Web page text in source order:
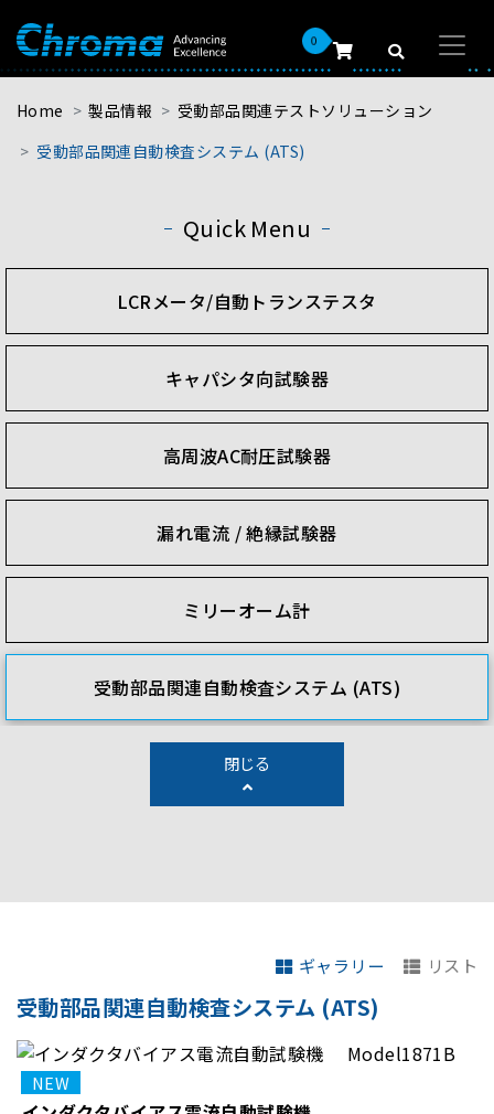
0
Home 製品情報
受動部品関連テストソリューション
受動部品関連自動検査システム (ATS)
Quick Menu
LCRメータ/自動トランステスタ
キャパシタ向試験器
高周波AC耐圧試験器
漏れ電流 / 絶縁試験器
ミリーオーム計
受動部品関連自動検査システム (ATS)
閉じる
ギャラリー リスト
受動部品関連自動検査システム (ATS)